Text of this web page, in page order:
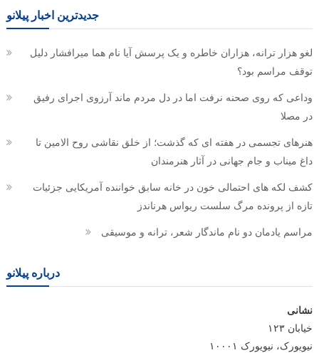
جدیدترین اخبار پیلانو
لغو هزار ترانه، هزاران خاطره و یک پرسش آیا نام هما میرافشار دلیل
توقف مراسم بود؟
وداعی که روی صحنه نرفت اما در دل مردم ماند آرزوی اجرای رفیق
در مصلا
هنرهای تجسمی در هفته ای که گذشت؛ از خلق نقاشی روح الامین تا
داغ میناب و جام جهانی در آثار هنرمندان
کشف لکه های احتمالی خون در خانه سابق خواننده آمریکایی جزئیات
تازه از پرونده مرگ سلست ریواس هرناندز
مراسم یادمان دو نام ماندگار شعر، ترانه و موسیقی
درباره پیلانو
نشانی
خیابان ۱۲۳
نیویورک، نیویورک ۱۰۰۰۱